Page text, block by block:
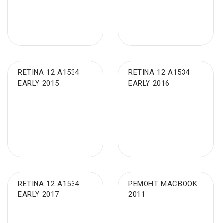
RETINA 12 A1534
EARLY 2015
RETINA 12 A1534
EARLY 2016
RETINA 12 A1534
EARLY 2017
РЕМОНТ MACBOOK
2011